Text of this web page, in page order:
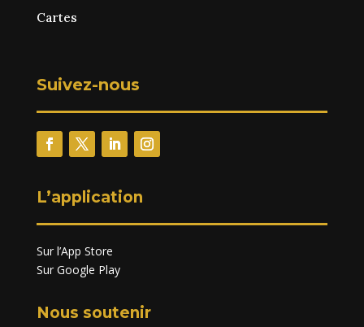
Cartes
Suivez-nous
L’application
Sur l’App Store
Sur Google Play
Nous soutenir